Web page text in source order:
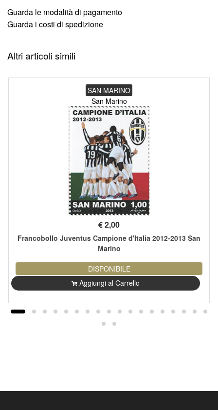
Guarda le modalità di pagamento
Guarda i costi di spedizione
Altri articoli simili
SAN MARINO
San Marino
€2,00
Francobollo Juventus Campione d'Italia 2012-2013 San
Marino
DISPONIBILE
Aggiungi al Carrello